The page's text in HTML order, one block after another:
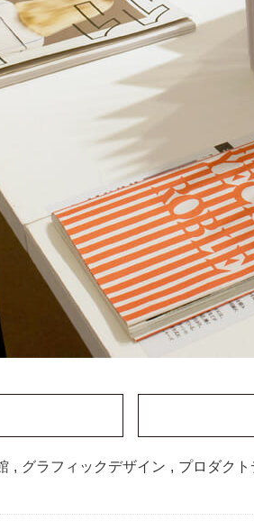
, グラフィックデザイン , プロダクト